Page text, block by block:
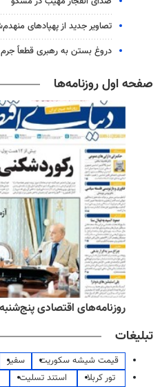
تصاویر جدید از پهپادهای
دروغ بستن به رهبری قطعاً
صفحه اول روزنامه‌ها
روزنامه‌های اقتصادی پنج‌شنبه ۱۵ مرداد ۱۴۰۵
تبلیغات
قیمت شیشه سکوریت سفیر
تور کربلا
استند تسلیت